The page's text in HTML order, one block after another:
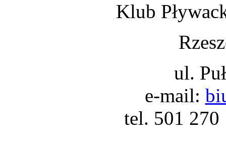
Klub
ul.
e-mail:
tel. 501